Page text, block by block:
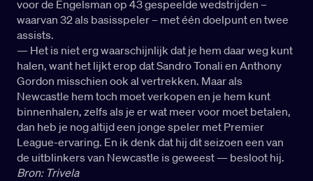
voor de Engelsman op 43 gespeelde wedstrijden –
waarvan 32 als basisspeler – met één doelpunt en twee
assists.
— Het is niet erg waarschijnlijk dat je hem daar weg kunt
halen, want het lijkt erop dat Sandro Tonali en Anthony
Gordon misschien ook al vertrekken. Maar als
Newcastle hem toch moet verkopen en je hem kunt
binnenhalen, zelfs als je er wat meer voor moet betalen,
dan heb je nog altijd een jonge speler met Premier
League-ervaring. En ik denk dat hij dit seizoen een van
de uitblinkers van Newcastle is geweest — besloot hij.
Bron: Trivela